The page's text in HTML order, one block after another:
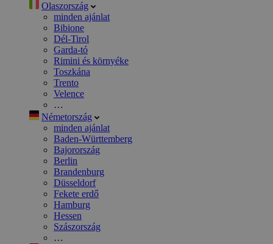
Olaszország
minden ajánlat
Bibione
Dél-Tirol
Garda-tó
Rimini és környéke
Toszkána
Trento
Velence
…
Németország
minden ajánlat
Baden-Württemberg
Bajorország
Berlin
Brandenburg
Düsseldorf
Fekete erdő
Hamburg
Hessen
Szászország
…